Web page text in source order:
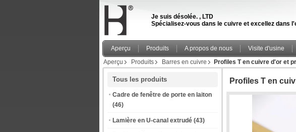
Je suis désolée. , LTD
Spécialisez-vous dans le cuivre et excellez dans
Aperçu Produits A propos de nous Visite d'usine
Aperçu
Produits Barres en cuivre Profiles T en cuivre d'or et
Tous les produits
Cadre de fenêtre de porte en laiton
(46)
Lamière en U-canal extrudé (43)
Profiles T en